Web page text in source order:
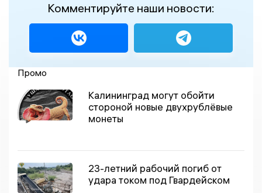
Комментируйте наши новости:
Промо
Калининград могут обойти
стороной новые двухрублёвые
монеты
23-летний рабочий погиб от
удара током под Гвардейском